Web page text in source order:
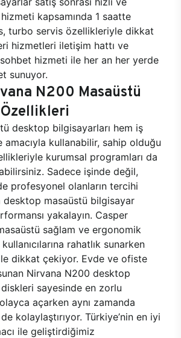
kapsamında 1 saatte
turbo servis özellikleriyle dikkat
hizmetleri iletişim hattı ve
hizmeti ile her an her yerde
sunuyor.
N200 Masaüstü
desktop bilgisayarları hem iş
amacıyla kullanabilir, sahip olduğu
kurumsal programları da
Sadece işinde değil,
profesyonel olanların tercihi
desktop masaüstü bilgisayar
yakalayın. Casper
sağlam ve ergonomik
rahatlık sunarken
dikkat çekiyor. Evde ve ofiste
Nirvana N200 desktop
sayesinde en zorlu
açarken aynı zamanda
kolaylaştırıyor. Türkiye’nin en iyi
ile geliştirdiğimiz